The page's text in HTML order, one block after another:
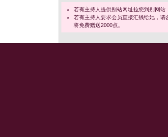
若有主持人提供别站网址拉您到别网站
若有主持人要求会员直接汇钱给她，
将免费赠送2000点。